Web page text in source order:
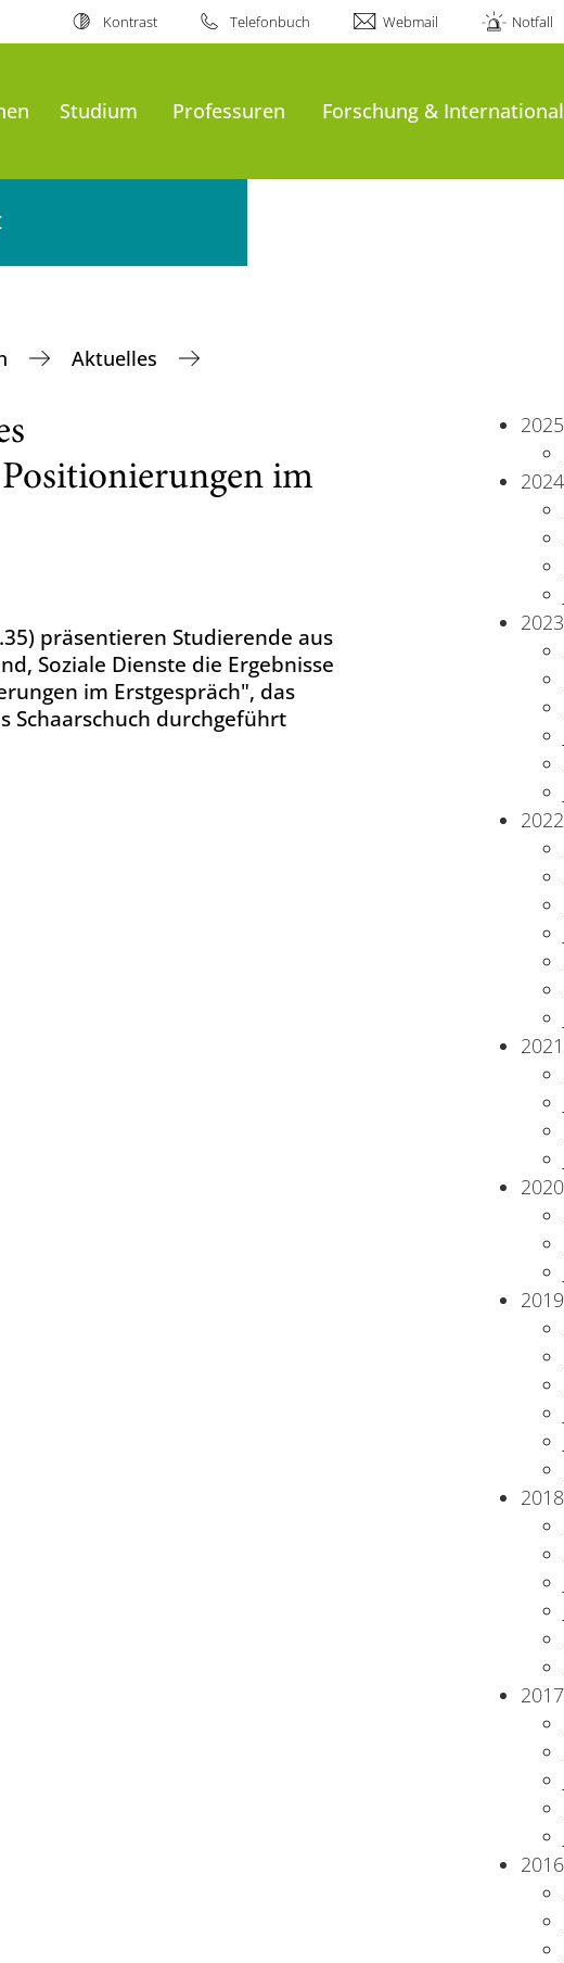
Kontrast Telefonbuch Webmail Notfall
Studium Professuren Forschung &
Aktuelles
im
präsentieren Studierende aus
Soziale Dienste die Ergebnisse
im Erstgespräch", das
Schaarschuch durchgeführt
2025
2024
2023
2022
2021
2020
2019
2018
2017
2016